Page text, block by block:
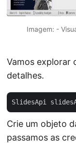
Imagem: -
Vamos explorar
detalhes.
SlidesApi
Crie um objeto
passamos as